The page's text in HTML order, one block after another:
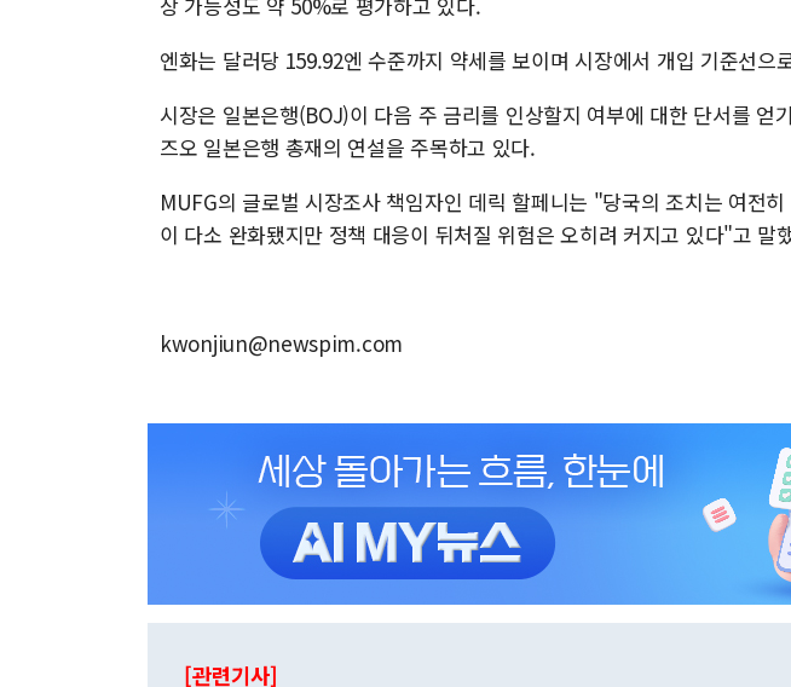
엔화는 달러당 159.92엔 수준까지 약세를 보이며 시장에서 개입 기준선으
시장은 일본은행(BOJ)이 다음 주 금리를 인상할지 여부에 대한 단서를 얻
즈오 일본은행 총재의 연설을 주목하고 있다.
MUFG의 글로벌 시장조사 책임자인 데릭 할페니는 "당국의 조치는 여전
이 다소 완화됐지만 정책 대응이 뒤처질 위험은 오히려 커지고 있다"고 말
kwonjiun@newspim.com
[관련기사]